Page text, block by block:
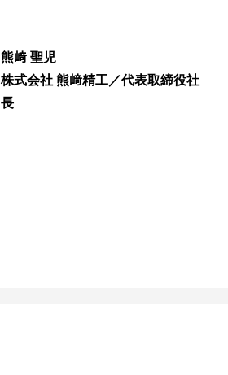
熊﨑 聖児
株式会社 熊﨑精工／代表取締役社
長